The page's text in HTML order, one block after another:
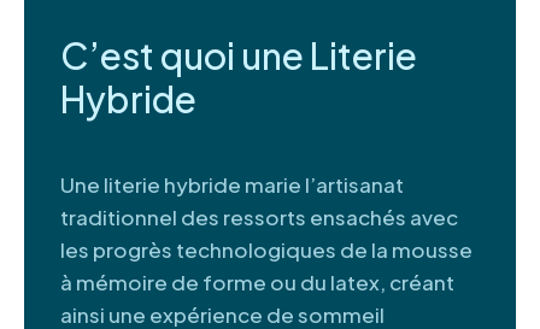
C’est quoi une Literie
Hybride
Une literie hybride marie l’artisanat
traditionnel des ressorts ensachés avec
les progrès technologiques de la mousse
à mémoire de forme ou du latex, créant
ainsi une expérience de sommeil